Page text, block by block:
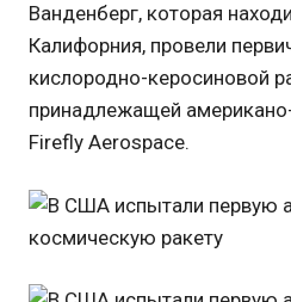
Ванденберг, которая
Калифорния, провели
кислородно-керосиновой
принадлежащей
Firefly Aerospace.